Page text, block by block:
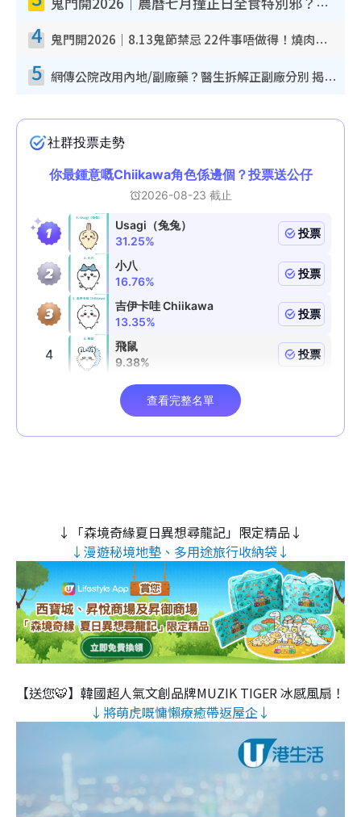
鬼門開2026｜農曆七月撞正日全食特別邪？專家警告切忌做一事！揭4大禁忌+2招保平安
4 鬼門開2026｜8.13鬼節禁忌 22件事唔做得！燒肉、刺身要少食？半夜勿吹口哨/打呢個電話
5 網傳公院改用內地/副廠藥？醫生拆解正副廠分別 揭4類人換藥隨時出事
↓「森境奇緣夏日異想尋龍記」限定精品↓
↓漫遊秘境地墊、多用途旅行收納袋↓
【送您🐯】韓國超人氣文創品牌MUZIK TIGER 冰感風扇！
↓將萌虎嘅慵懶療癒帶返屋企↓